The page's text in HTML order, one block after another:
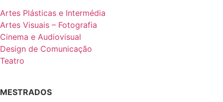
Artes Plásticas e Intermédia
Artes Visuais – Fotografia
Cinema e Audiovisual
Design de Comunicação
Teatro
MESTRADOS